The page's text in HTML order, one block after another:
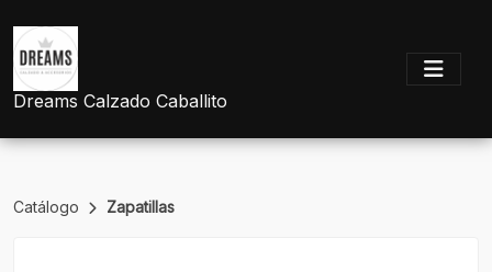
Dreams Calzado Caballito
Catálogo Zapatillas